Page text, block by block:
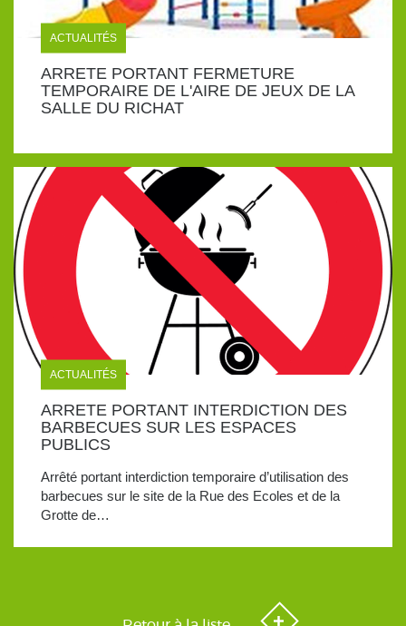
ACTUALITÉS
ARRETE PORTANT FERMETURE
TEMPORAIRE DE L'AIRE DE JEUX DE LA
SALLE DU RICHAT
ACTUALITÉS
ARRETE PORTANT INTERDICTION DES
BARBECUES SUR LES ESPACES
PUBLICS
Arrêté portant interdiction temporaire d’utilisation des
barbecues sur le site de la Rue des Ecoles et de la
Grotte de…